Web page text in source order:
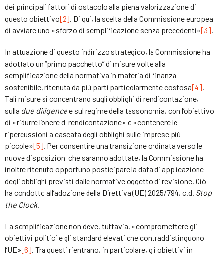
dei principali fattori di ostacolo alla piena valorizzazione di
questo obiettivo[2]. Di qui, la scelta della Commissione europea
di avviare uno «sforzo di semplificazione senza precedenti»[3].
In attuazione di questo indirizzo strategico, la Commissione ha
adottato un “primo pacchetto” di misure volte alla
semplificazione della normativa in materia di finanza
sostenibile, ritenuta da più parti particolarmente costosa[4].
Tali misure si concentrano sugli obblighi di rendicontazione,
sulla due diligencee sul regime della tassonomia, con l’obiettivo
di «ridurre l’onere di rendicontazione» e «contenere le
ripercussioni a cascata degli obblighi sulle imprese più
piccole»[5]. Per consentire una transizione ordinata verso le
nuove disposizioni che saranno adottate, la Commissione ha
inoltre ritenuto opportuno posticipare la data di applicazione
degli obblighi previsti dalle normative oggetto di revisione. Ciò
ha condotto all’adozione della Direttiva (UE) 2025/794, c.d. Stop
the Clock.
La semplificazione non deve, tuttavia, «compromettere gli
obiettivi politici e gli standard elevati che contraddistinguono
l’UE»[6]. Tra questi rientrano, in particolare, gli obiettivi in